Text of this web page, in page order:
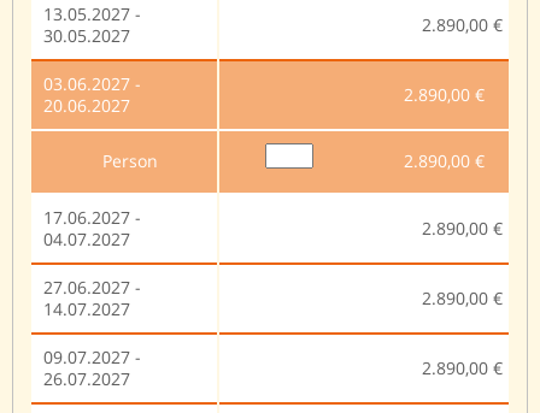
13.05.2027 -
30.05.2027
2.890,00 €
03.06.2027 -
20.06.2027
2.890,00 €
Person 2.890,00 €
17.06.2027 -
04.07.2027
2.890,00 €
27.06.2027 -
14.07.2027
2.890,00 €
09.07.2027 -
26.07.2027
2.890,00 €